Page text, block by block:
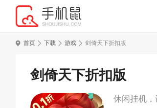
首页 下载 游戏 剑倚天下折扣版
剑倚天下折扣版
休闲挂机，